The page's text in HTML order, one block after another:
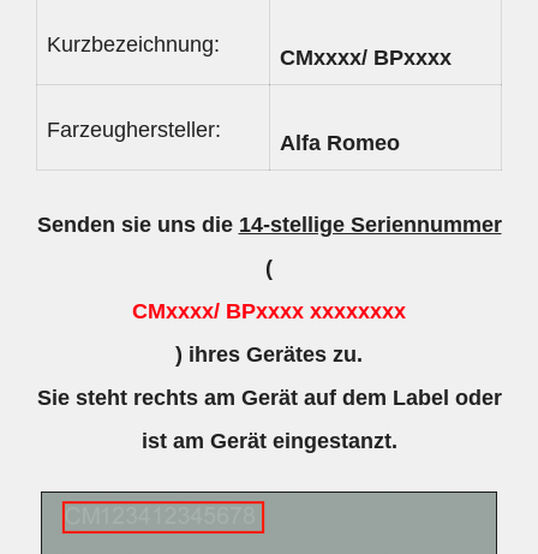
Kurzbezeichnung:
CMxxxx/ BPxxxx
Farzeughersteller:
Alfa Romeo
Senden sie uns die 14-stellige Seriennummer
(
CMxxxx/ BPxxxx xxxxxxxx
) ihres Gerätes zu.
Sie steht rechts am Gerät auf dem Label oder
ist am Gerät eingestanzt.